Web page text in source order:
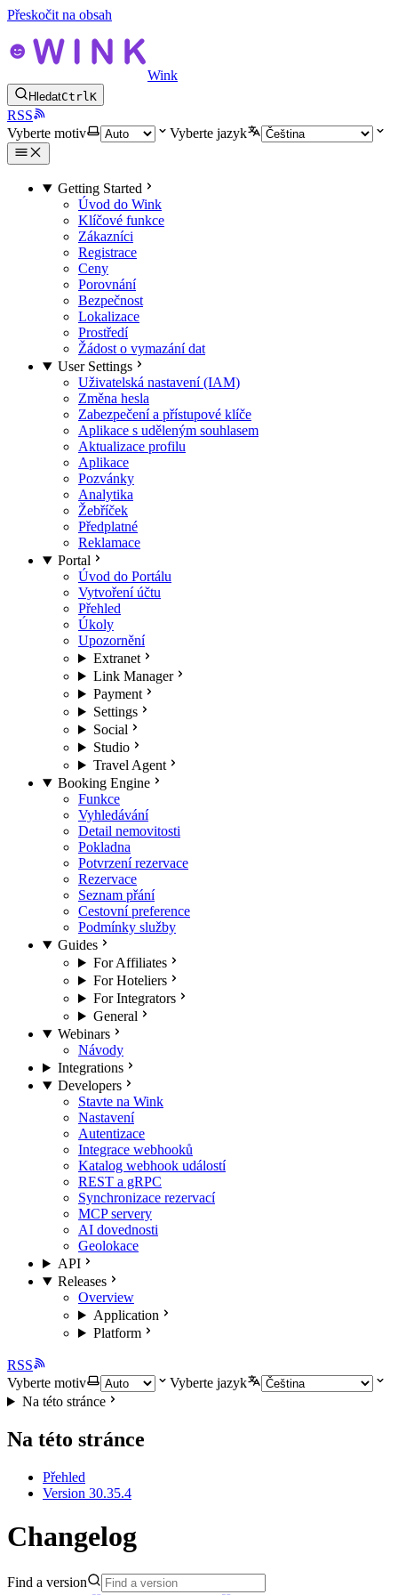
Přeskočit na obsah
Wink
HledatCtrlK
RSS
Vyberte motiv
Vyberte jazyk
Getting Started
Úvod do Wink
Klíčové funkce
Zákazníci
Registrace
Ceny
Porovnání
Bezpečnost
Lokalizace
Prostředí
Žádost o vymazání dat
User Settings
Uživatelská nastavení (IAM)
Změna hesla
Zabezpečení a přístupové klíče
Aplikace s uděleným souhlasem
Aktualizace profilu
Aplikace
Pozvánky
Analytika
Žebříček
Předplatné
Reklamace
Portal
Úvod do Portálu
Vytvoření účtu
Přehled
Úkoly
Upozornění
Extranet
Link Manager
Payment
Settings
Social
Studio
Travel Agent
Booking Engine
Funkce
Vyhledávání
Detail nemovitosti
Pokladna
Potvrzení rezervace
Rezervace
Seznam přání
Cestovní preference
Podmínky služby
Guides
For Affiliates
For Hoteliers
For Integrators
General
Webinars
Návody
Integrations
Developers
Stavte na Wink
Nastavení
Autentizace
Integrace webhooků
Katalog webhook událostí
REST a gRPC
Synchronizace rezervací
MCP servery
AI dovednosti
Geolokace
API
Releases
Overview
Application
Platform
RSS
Vyberte motiv
Vyberte jazyk
Na této stránce
Na této stránce
Přehled
Version 30.35.4
Changelog
Find a version